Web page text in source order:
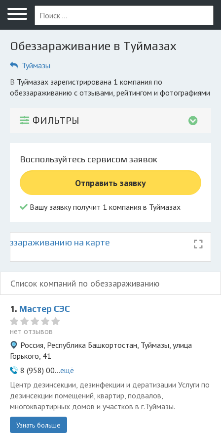
Меню
Главная
Вопрос юристу
Туймазы
ПОЛЬЗОВАТЕЛЯМ
Рег. операторы
Личный кабинет
© 2026 Все права защищены
Обеззараживание в Туймазах
Туймазы
в Туймазах зарегистрирована 1 компания по
обеззараживанию с отзывами, рейтингом и фотографиями
ФИЛЬТРЫ
Воспользуйтесь сервисом заявок
Отправить заявку
Вашу заявку получит 1 компания в Туймазах
на карте
Список компаний по обеззараживанию
1. Мастер СЭС
нет отзывов
Россия, Республика Башкортостан, Туймазы, улица
Горького, 41
8 (958) 00...ещё
Центр дезинсекции, дезинфекции и дератизации Услуги по
дезинсекции помещений, квартир, подвалов,
многоквартирных домов и участков в г.Туймазы.
Узнать больше